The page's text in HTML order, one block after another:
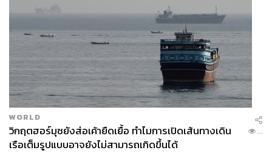
WORLD
วิกฤตฮอร์มุซยังส่อเค้ายืดเยื้อ ทำไมการเปิดเส้นทางเดิน
เรือเต็มรูปแบบอาจยังไม่สามารถเกิดขึ้นได้
...